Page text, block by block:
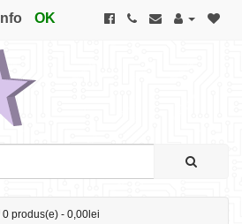
Info OK
0 produs(e) - 0,00lei